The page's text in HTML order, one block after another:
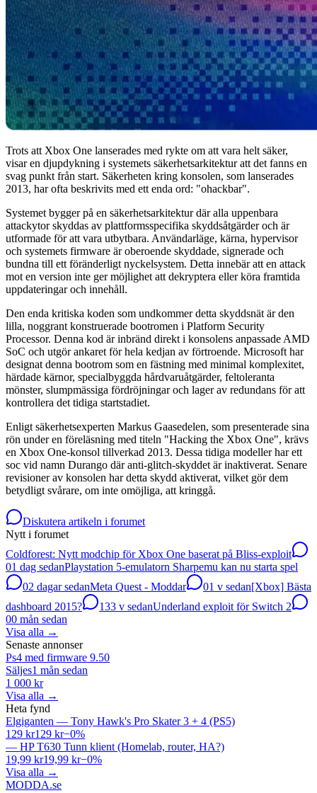
Trots att Xbox One lanserades med rykte om att vara helt säker,
visar en djupdykning i systemets säkerhetsarkitektur att det fanns en
svag punkt från start. Säkerheten kring konsolen, som lanserades
2013, har ofta beskrivits med ett enda ord: "ohackbar".
Systemet bygger på en säkerhetsarkitektur där alla uppenbara
attackytor skyddas av plattformsspecifika skyddsåtgärder och är
utformade för att vara utbytbara. Användarläge, kärna, hypervisor
och systemets firmware är oberoende skyddade, signerade och
bundna till ett föränderligt nyckelsystem. Detta innebär att en attack
mot en version inte ger möjlighet att dekryptera eller köra framtida
uppdateringar och innehåll.
Den enda kritiska koden som undkommer detta skyddsnät är den
lilla, noggrant konstruerade bootromen i Platform Security
Processor. Denna kod är inbränd direkt i konsolens anpassade AMD
SoC och utgör ankaret för hela kedjan av förtroende. Microsoft har
designat denna bootrom som en fästning med minimal komplexitet,
härdade kärnor, specialbyggda hårdvaruåtgärder, feltoleranta
mönster, slumpmässiga fördröjningar och lager av redundans för att
kontrollera det tidiga startstadiet.
Enligt säkerhetsexperten Markus Gaasedelen, som presenterade sina
rön under en föreläsning med titeln "Hacking the Xbox One", krävs
en Xbox One-konsol tillverkad 2013. Dessa tidiga modeller har ett
soc vid namn Durango där anti-glitch-skyddet är inaktiverat. Senare
revisioner av konsolen har detta skydd aktiverat, vilket gör dem
betydligt svårare, om inte omöjliga, att kringgå.
Diskutera artikeln i forumet
Nytt i forumet
Coldforest: Nytt modchip för Xbox One baserat på Bliss-exploit
01 dag sedanPlaystation 5-emulatorn Sharpemu kan nu starta spel
02 dagar sedanMeta Quest - Moddar 01 v sedan[Xbox] Bästa
dashboard 2015?
133 v sedanUnderland exploit för Switch 2
00 mån sedan
Visa alla →
Senaste annonser
Ps4 med firmware 9.50
Säljes1 mån sedan
1 000 kr
Visa alla →
Heta fynd
Elgiganten — Tony Hawk's Pro Skater 3 + 4 (PS5)
129 kr129 kr−0%
— HP T630 Tunn klient (Homelab, router, HA?)
19,99 kr19,99 kr−0%
Visa alla →
MODDA.se